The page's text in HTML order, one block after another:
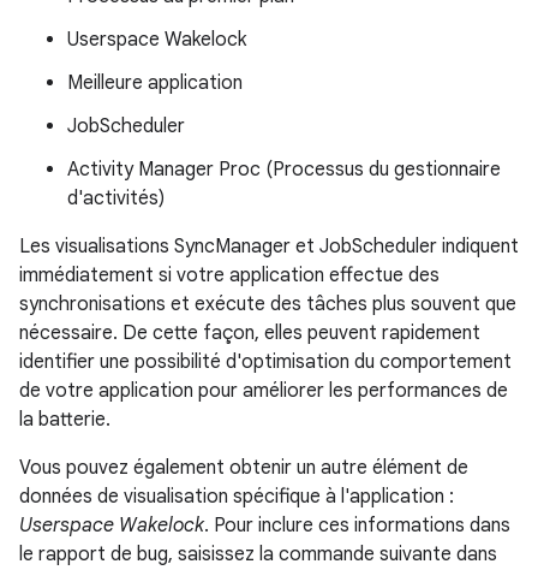
Userspace Wakelock
Meilleure application
JobScheduler
Activity Manager Proc (Processus du gestionnaire
d'activités)
Les visualisations SyncManager et JobScheduler indiquent
immédiatement si votre application effectue des
synchronisations et exécute des tâches plus souvent que
nécessaire. De cette façon, elles peuvent rapidement
identifier une possibilité d'optimisation du comportement
de votre application pour améliorer les performances de
la batterie.
Vous pouvez également obtenir un autre élément de
données de visualisation spécifique à l'application :
Userspace Wakelock. Pour inclure ces informations dans
le rapport de bug, saisissez la commande suivante dans